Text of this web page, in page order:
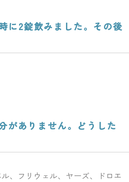
に2錠飲みました。その後
がありません。どうした
、フリウェル、ヤーズ、ドロエ